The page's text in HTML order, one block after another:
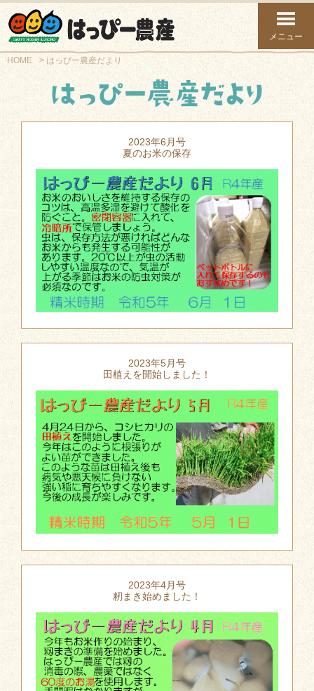
メニュー
HOME はっぴー農産だより
2023年6月号
夏のお米の保存
2023年5月号
田植えを開始しました！
2023年4月号
籾まき始めました！